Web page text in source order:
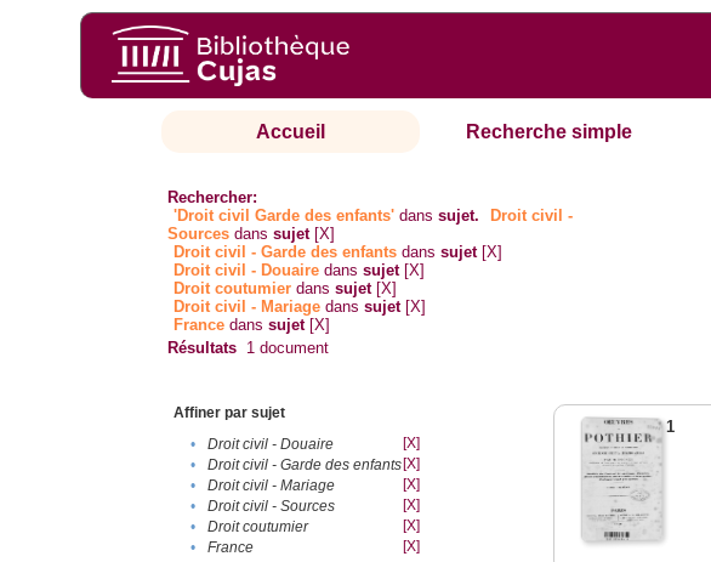
Accueil Recherche simple
Rechercher:
'Droit civil Garde des enfants' danssujet.
Droit civil -
Sources danssujet [X]
Droit civil - Garde des enfants danssujet [X]
Droit civil - Douaire danssujet [X]
Droit coutumier danssujet [X]
Droit civil - Mariage danssujet [X]
France danssujet [X]
Résultats 1 document
Affiner par sujet
•
Droit civil - Douaire
[X]
•
Droit civil - Garde des enfants[X]
•
Droit civil - Mariage
[X]
•
Droit civil - Sources
[X]
•
Droit coutumier
[X]
•
France
[X]
1